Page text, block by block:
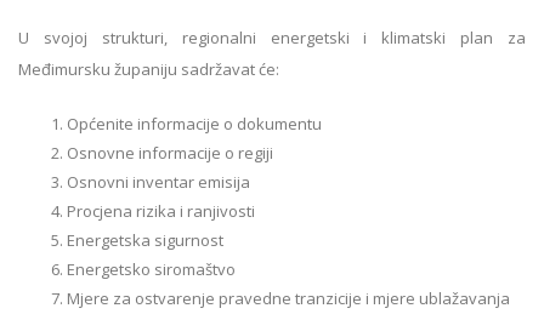
U svojoj strukturi, regionalni energetski i klimatski plan za
Međimursku županiju sadržavat će:
Općenite informacije o dokumentu
Osnovne informacije o regiji
Osnovni inventar emisija
Procjena rizika i ranjivosti
Energetska sigurnost
Energetsko siromaštvo
Mjere za ostvarenje pravedne tranzicije i mjere ublažavanja